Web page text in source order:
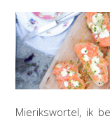
Mierikswortel, ik